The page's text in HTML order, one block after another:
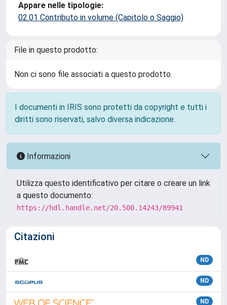
Appare nelle tipologie:
02.01 Contributo in volume (Capitolo o Saggio)
File in questo prodotto:
Non ci sono file associati a questo prodotto.
I documenti in IRIS sono protetti da copyright e tutti i
diritti sono riservati, salvo diversa indicazione.
Informazioni
Utilizza questo identificativo per citare o creare un link
a questo documento:
https://hdl.handle.net/20.500.14243/89941
Citazioni
ND
ND
ND